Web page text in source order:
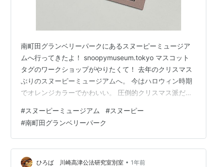
南町田グランベリーパークにあるスヌーピーミュージア
ムへ行ってきたよ！ snoopymuseum.tokyo マスコット
タグのワークショップがやりたくて！ 去年のクリスマス
ぶりのスヌーピーミュージアムへ。 今はハロウィン時期
でオレンジカラーでかわいい。 圧倒的クリスマス派だけ
だから、朝は早めに乗り込んだ。 10時からに合わせて電
車乗ったはずなのに、なんだかんだ電車遅れたりして10
時半過ぎにチケット購入。 ミュージアムみて、グッズシ
ョップを終了してから最後にワークショップに参加でき
る形式。 すでに10時台でワークショップに向かっている
#スヌーピーミュージアム #スヌーピー
#南町田グランベリーパーク
ひろば 川崎高津公法研究室別室 • 1年前